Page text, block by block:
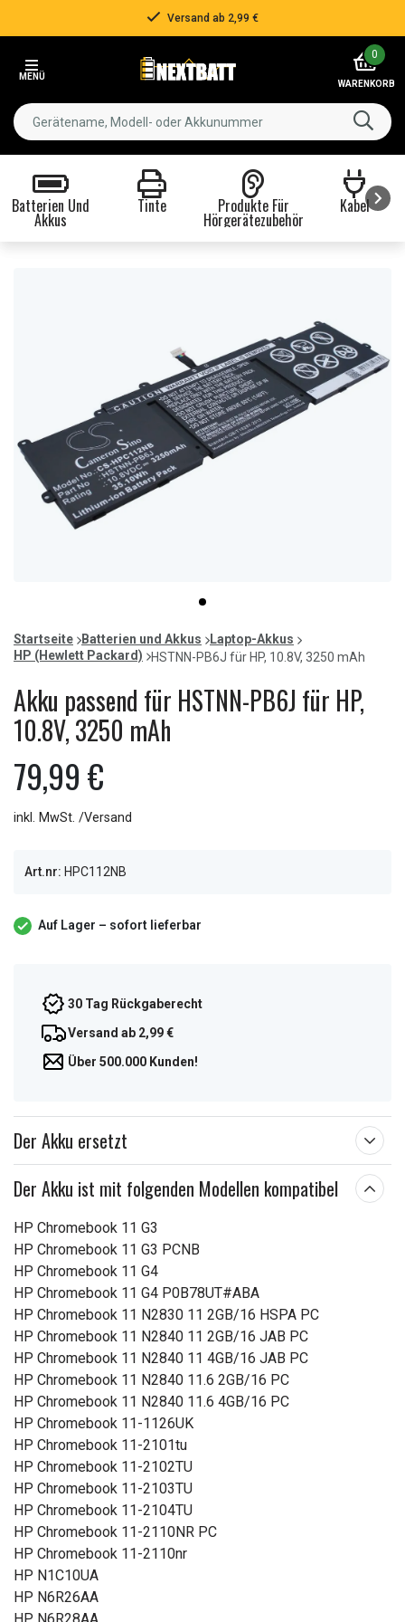
Versand ab 2,99 €
MENÜ
0
WARENKORB
Batterien Und
Akkus
Tinte Produkte Für
Hörgerätezubehör
Kabel
item
0
of
1
Startseite Batterien und Akkus
Laptop-Akkus
HP (Hewlett Packard)
HSTNN-PB6J für HP, 10.8V, 3250 mAh
Akku passend für HSTNN-PB6J für HP,
10.8V, 3250 mAh
79,99 €
inkl. MwSt. /Versand
Art.nr: HPC112NB
Auf Lager – sofort lieferbar
30 Tag Rückgaberecht
Versand ab 2,99 €
Über 500.000 Kunden!
Der Akku ersetzt
Der Akku ist mit folgenden Modellen kompatibel
HP Chromebook 11 G3
HP Chromebook 11 G3 PCNB
HP Chromebook 11 G4
HP Chromebook 11 G4 P0B78UT#ABA
HP Chromebook 11 N2830 11 2GB/16 HSPA PC
HP Chromebook 11 N2840 11 2GB/16 JAB PC
HP Chromebook 11 N2840 11 4GB/16 JAB PC
HP Chromebook 11 N2840 11.6 2GB/16 PC
HP Chromebook 11 N2840 11.6 4GB/16 PC
HP Chromebook 11-1126UK
HP Chromebook 11-2101tu
HP Chromebook 11-2102TU
HP Chromebook 11-2103TU
HP Chromebook 11-2104TU
HP Chromebook 11-2110NR PC
HP Chromebook 11-2110nr
HP N1C10UA
HP N6R26AA